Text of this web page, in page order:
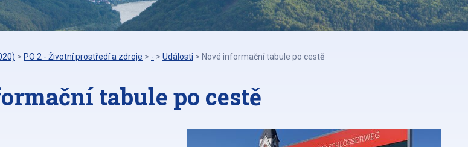
> PO 2 - Životní prostředí a zdroje > - > Události > Nové informační tabule po cestě
tabule po cestě